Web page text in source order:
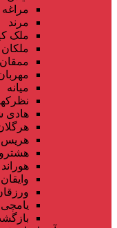
مراغه
مرند
ملک
ملکان
ممقان
میانه
هادی
هریس
هوراند
وایقان
یامچی